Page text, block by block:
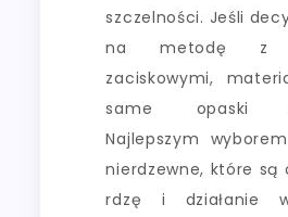
szczelności. Jeśli
na metodę z
zaciskowymi,
same opaski
Najlepszym
nierdzewne, które są
rdzę i działanie